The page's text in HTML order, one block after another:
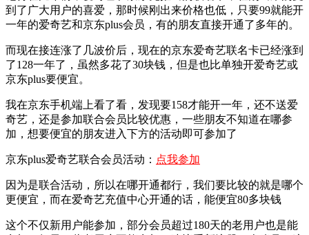
到了广大用户的喜爱，那时候刚出来价格也低，只要99就能开
一年的爱奇艺和京东plus会员，有的朋友直接开通了多年的。
而现在接连涨了几波价后，现在的京东爱奇艺联名卡已经涨到
了128一年了，虽然多花了30块钱，但是也比单独开爱奇艺或
京东plus要便宜。
我在京东手机端上看了看，发现要158才能开一年，还不送爱
奇艺，还是参加联合会员比较优惠，一些朋友不知道在哪参
加，想要便宜的朋友进入下方的活动即可参加了
京东plus爱奇艺联合会员活动： 点我参加
因为是联合活动，所以在哪开通都行，我们要比较的就是哪个
更便宜，而在爱奇艺充值中心开通的话，能便宜80多块钱
这个不仅新用户能参加，部分会员超过180天的老用户也是能